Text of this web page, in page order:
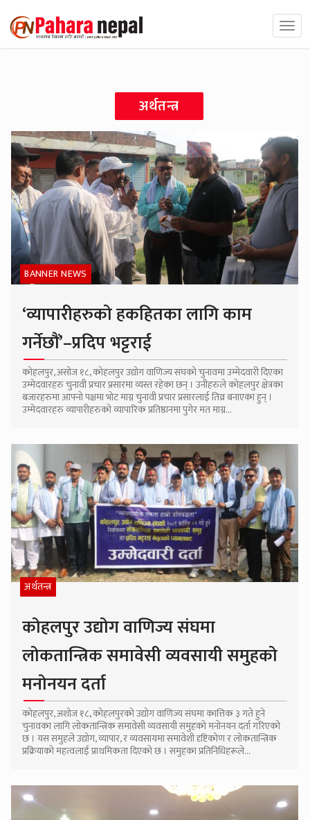
अर्थतन्त्र
BANNER NEWS
‘व्यापारीहरुको हकहितका लागि काम
गर्नेछौं’–प्रदिप भट्टराई
कोहलपुर, असोज १८, कोहलपुर उद्योग वाणिज्य संघको चुनावमा उम्मेदवारी दिएका
उम्मेदवारहरु चुनावी प्रचार प्रसारमा व्यस्त रहेका छन् । उनीहरुले कोहलपुर क्षेत्रका
बजारहरुमा आफ्नो पक्षमा भोट माग्न चुनावी प्रचार प्रसारलाई तिव्र बनाएका हुन् ।
उम्मेदवारहरु व्यापारीहरुको व्यापारिक प्रतिष्ठानमा पुगेर मत माग्न...
अर्थतन्त्र
कोहलपुर उद्योग वाणिज्य संघमा
लोकतान्त्रिक समावेसी व्यवसायी समुहको
मनोनयन दर्ता
कोहलपुर, अशोज १८, कोहलपुरको उद्योग वाणिज्य संघमा कात्तिक ३ गते हुने
चुनावका लागि लोकतान्त्रिक समावेसी व्यवसायी समुहको मनोनयन दर्ता गरिएको
छ । यस समुहले उद्योग, व्यापार, र व्यवसायमा समावेशी दृष्टिकोण र लोकतान्त्रिक
प्रक्रियाको महत्वलाई प्राथमिकता दिएको छ । समुहका प्रतिनिधिहरूले...